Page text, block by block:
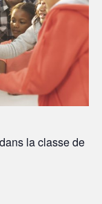
la classe de